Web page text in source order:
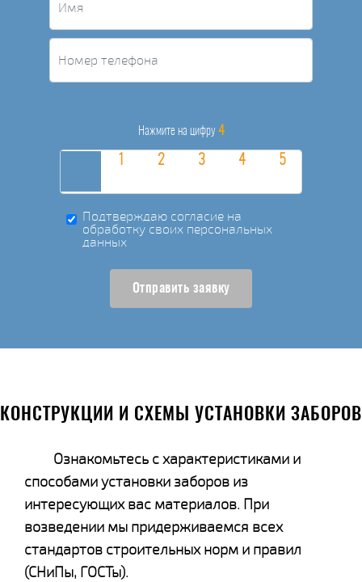
Нажмите на цифру 4
Подтверждаю согласие на
обработку своих персональных
данных
Отправить заявку
КОНСТРУКЦИИ И СХЕМЫ УСТАНОВКИ ЗАБОРОВ
Ознакомьтесь с характеристиками и
способами установки заборов из
интересующих вас материалов. При
возведении мы придерживаемся всех
стандартов строительных норм и правил
(СНиПы, ГОСТы).